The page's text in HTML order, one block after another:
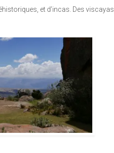
et d’incas. Des viscayas,